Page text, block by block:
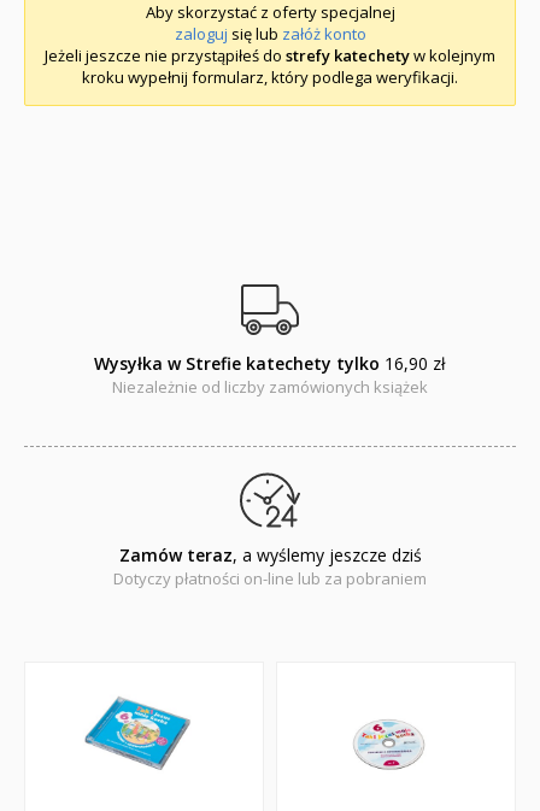
Aby skorzystać z oferty specjalnej
zaloguj się lub załóż konto
Jeżeli jeszcze nie przystąpiłeś do strefy katechetyw kolejnym
kroku wypełnij formularz, który podlega weryfikacji.
Wysyłka w Strefie katechety tylko 16,90 zł
Niezależnie od liczby zamówionych książek
Zamów teraz, a wyślemy jeszcze dziś
Dotyczy płatności on-line lub za pobraniem